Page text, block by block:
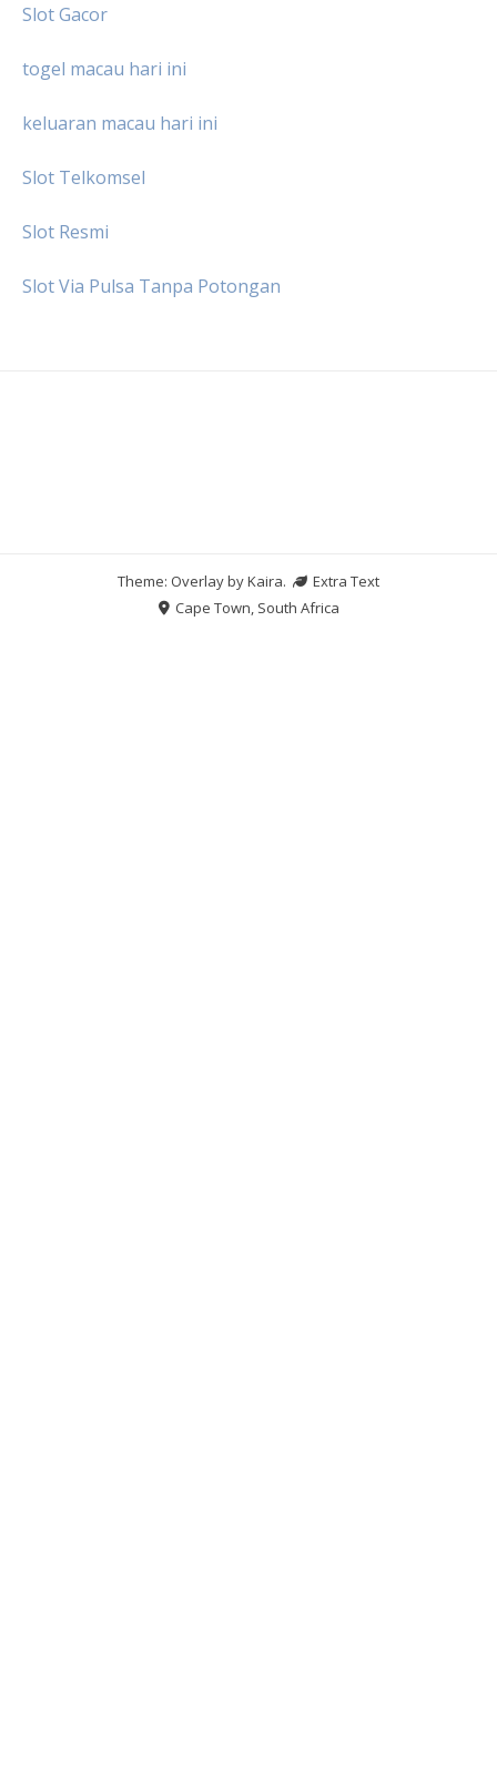
Slot Gacor
togel macau hari ini
keluaran macau hari ini
Slot Telkomsel
Slot Resmi
Slot Via Pulsa Tanpa Potongan
Theme: Overlay byKaira.
Extra Text
Cape Town, South Africa